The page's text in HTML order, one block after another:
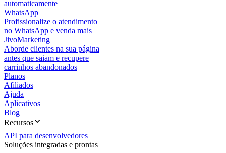
automaticamente
WhatsApp
Profissionalize o atendimento
no WhatsApp e venda mais
JivoMarketing
Aborde clientes na sua página
antes que saiam e recupere
carrinhos abandonados
Planos
Afiliados
Ajuda
Aplicativos
Blog
Recursos
API para desenvolvedores
Soluções integradas e prontas